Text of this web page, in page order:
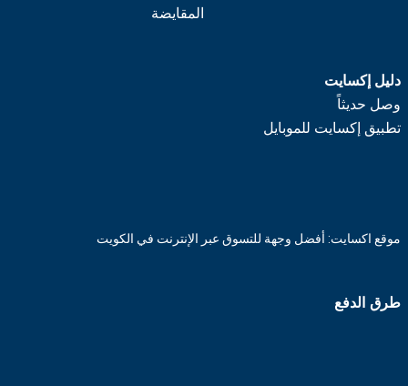
المقايضة
دليل إكسايت
وصل حديثاً
تطبيق إكسايت للموبايل
موقع اكسايت: أفضل وجهة للتسوق عبر الإنترنت في الكويت
طرق الدفع